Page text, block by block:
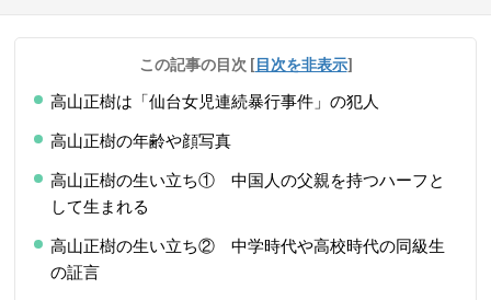
この記事の目次 [目次を非表示]
高山正樹は「仙台女児連続暴行事件」の犯人
高山正樹の年齢や顔写真
高山正樹の生い立ち① 中国人の父親を持つハーフと
して生まれる
高山正樹の生い立ち② 中学時代や高校時代の同級生
の証言